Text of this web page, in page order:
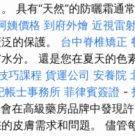
具有“天然”的防曬霜通
姨價格 到府外燴 近視雷
的保護。 台中脊椎矯正
分。 還是您在夏天的色
巧課程 貨運公司 安養院
帳士事務所 菲律賓簽證 -
在高級藥房品牌中發現
皮膚需求和問題。 儘管